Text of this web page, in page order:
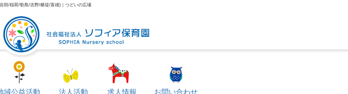
田/稲荷/歌島/吉野/横堤/富雄)｜つどいの広場
域公益活動 法人活動 求人情報 お問い合わせ